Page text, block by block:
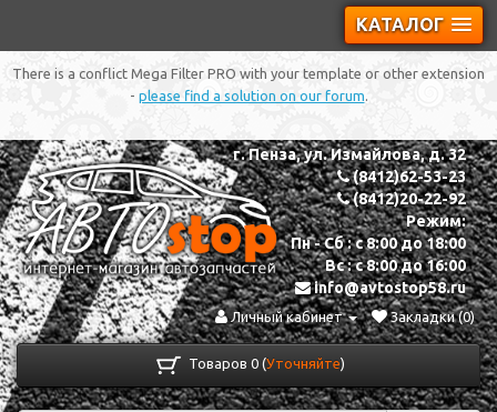
КАТАЛОГ
There is a conflict Mega Filter PRO with your template or other extension
- please find a solution on our forum.
г. Пенза, ул. Измайлова, д. 32
(8412)62-53-23
(8412)20-22-92
Режим:
Пн - Сб : с 8:00 до 18:00
Вс : с 8:00 до 16:00
info@avtostop58.ru
Личный кабинет Закладки (0)
Товаров 0 (Уточняйте)